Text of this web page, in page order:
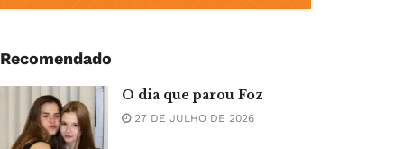
Recomendado
O dia que parou Foz
27 DE JULHO DE 2026